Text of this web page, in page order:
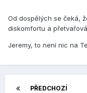
Od dospělých se čeká,
diskomfortu a
Jeremy, to není nic na
PŘEDCHOZÍ